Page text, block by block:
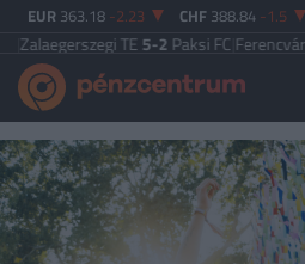
EUR 363.18 -2.23 CHF 388.84 -1.5
TE5-2Paksi FC|Ferencváros0-0